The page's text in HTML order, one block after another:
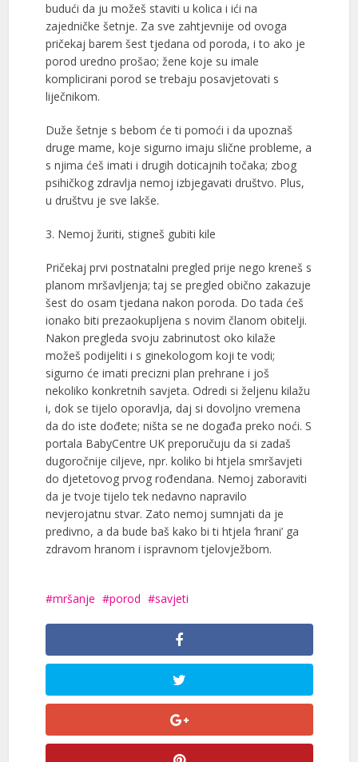
budući da ju možeš staviti u kolica i ići na
zajedničke šetnje. Za sve zahtjevnije od ovoga
pričekaj barem šest tjedana od poroda, i to ako je
porod uredno prošao; žene koje su imale
komplicirani porod se trebaju posavjetovati s
liječnikom.
Duže šetnje s bebom će ti pomoći i da upoznaš
druge mame, koje sigurno imaju slične probleme, a
s njima ćeš imati i drugih doticajnih točaka; zbog
psihičkog zdravlja nemoj izbjegavati društvo. Plus,
u društvu je sve lakše.
3. Nemoj žuriti, stigneš gubiti kile
Pričekaj prvi postnatalni pregled prije nego kreneš s
planom mršavljenja; taj se pregled obično zakazuje
šest do osam tjedana nakon poroda. Do tada ćeš
ionako biti prezaokupljena s novim članom obitelji.
Nakon pregleda svoju zabrinutost oko kilaže
možeš podijeliti i s ginekologom koji te vodi;
sigurno će imati precizni plan prehrane i još
nekoliko konkretnih savjeta. Odredi si željenu kilažu
i, dok se tijelo oporavlja, daj si dovoljno vremena
da do iste dođete; ništa se ne događa preko noći. S
portala BabyCentre UK preporučuju da si zadaš
dugoročnije ciljeve, npr. koliko bi htjela smršavjeti
do djetetovog prvog rođendana. Nemoj zaboraviti
da je tvoje tijelo tek nedavno napravilo
nevjerojatnu stvar. Zato nemoj sumnjati da je
predivno, a da bude baš kako bi ti htjela ‘hrani’ ga
zdravom hranom i ispravnom tjelovježbom.
mršanje porod savjeti